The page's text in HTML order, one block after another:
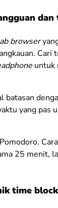
browser
Cari
untuk
batasan
yang pas
25 menit,
time